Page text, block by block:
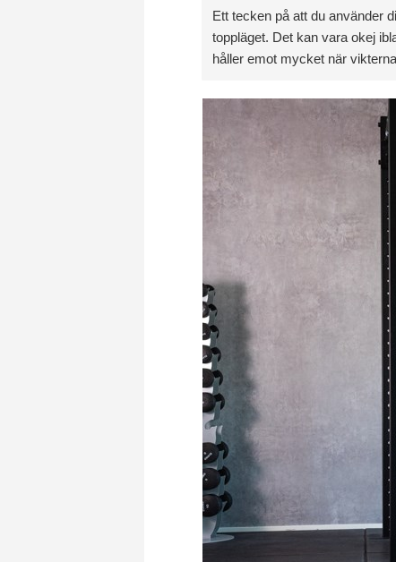
Ett tecken på att du använder
toppläget. Det kan vara okej
håller emot mycket när